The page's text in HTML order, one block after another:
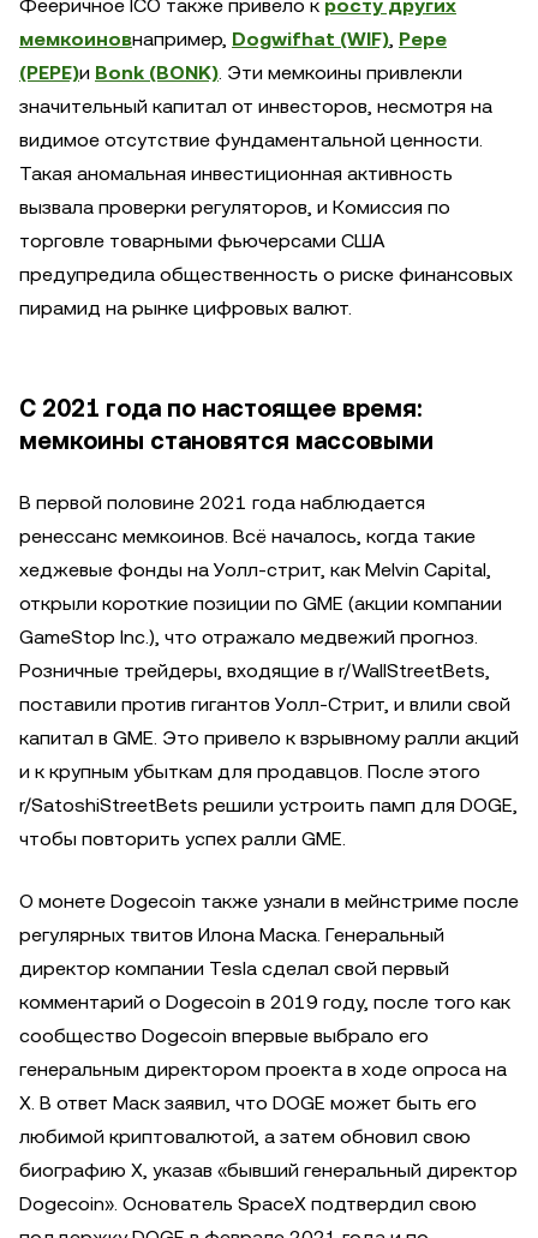
Фееричное ICO также привело к росту других
мемкоиновнапример, Dogwifhat (WIF), Pepe
(PEPE)и Bonk (BONK). Эти мемкоины привлекли
значительный капитал от инвесторов, несмотря на
видимое отсутствие фундаментальной ценности.
Такая аномальная инвестиционная активность
вызвала проверки регуляторов, и Комиссия по
торговле товарными фьючерсами США
предупредила общественность о риске финансовых
пирамид на рынке цифровых валют.
С 2021 года по настоящее время:
мемкоины становятся массовыми
В первой половине 2021 года наблюдается
ренессанс мемкоинов. Всё началось, когда такие
хеджевые фонды на Уолл-стрит, как Melvin Capital,
открыли короткие позиции по GME (акции компании
GameStop Inc.), что отражало медвежий прогноз.
Розничные трейдеры, входящие в r/WallStreetBets,
поставили против гигантов Уолл-Стрит, и влили свой
капитал в GME. Это привело к взрывному ралли акций
и к крупным убыткам для продавцов. После этого
r/SatoshiStreetBets решили устроить памп для DOGE,
чтобы повторить успех ралли GME.
О монете Dogecoin также узнали в мейнстриме после
регулярных твитов Илона Маска. Генеральный
директор компании Tesla сделал свой первый
комментарий о Dogecoin в 2019 году, после того как
сообщество Dogecoin впервые выбрало его
генеральным директором проекта в ходе опроса на
X. В ответ Маск заявил, что DOGE может быть его
любимой криптовалютой, а затем обновил свою
биографию X, указав «бывший генеральный директор
Dogecoin». Основатель SpaceX подтвердил свою